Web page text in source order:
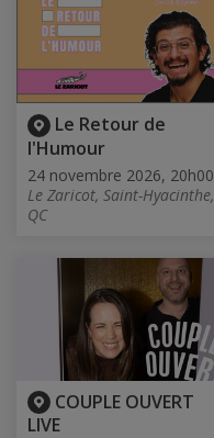
Le Retour de
l'Humour
24 novembre 2026, 20h00
Le Zaricot, Saint-Hyacinthe,
QC
COUPLE OUVERT
LIVE